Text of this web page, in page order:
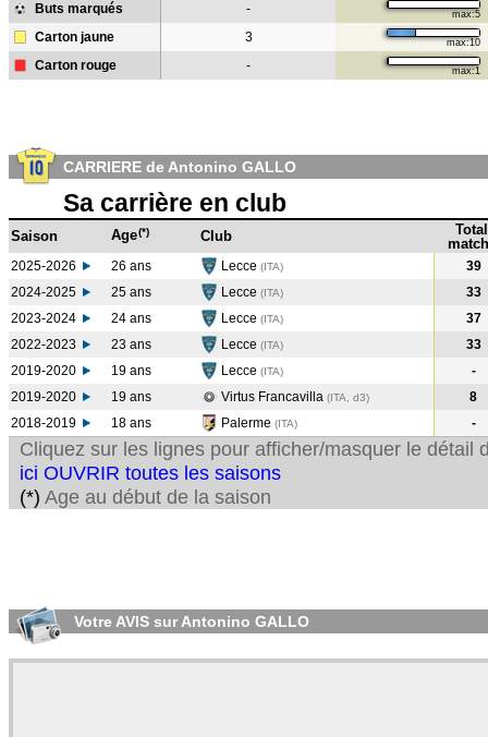
Buts marqués - max:5
Carton jaune 3 max:10
Carton rouge - max:1
CARRIERE de Antonino GALLO
Sa carrière en club
Saison Age(*) Club
Total
2025-2026 26 ans Lecce (ITA)
39
2024-2025
25 ans Lecce (ITA)
33
2023-2024
24 ans Lecce (ITA)
37
2022-2023
23 ans Lecce (ITA)
33
2019-2020
19 ans Lecce (ITA)
-
2019-2020
19 ans Virtus Francavilla (ITA, d3)
8
2018-2019
18 ans Palerme (ITA) -
Cliquez sur les lignes pour afficher/masquer le détail
ici OUVRIR toutes les saisons
(*) Age au début de la saison
Votre AVIS sur Antonino GALLO